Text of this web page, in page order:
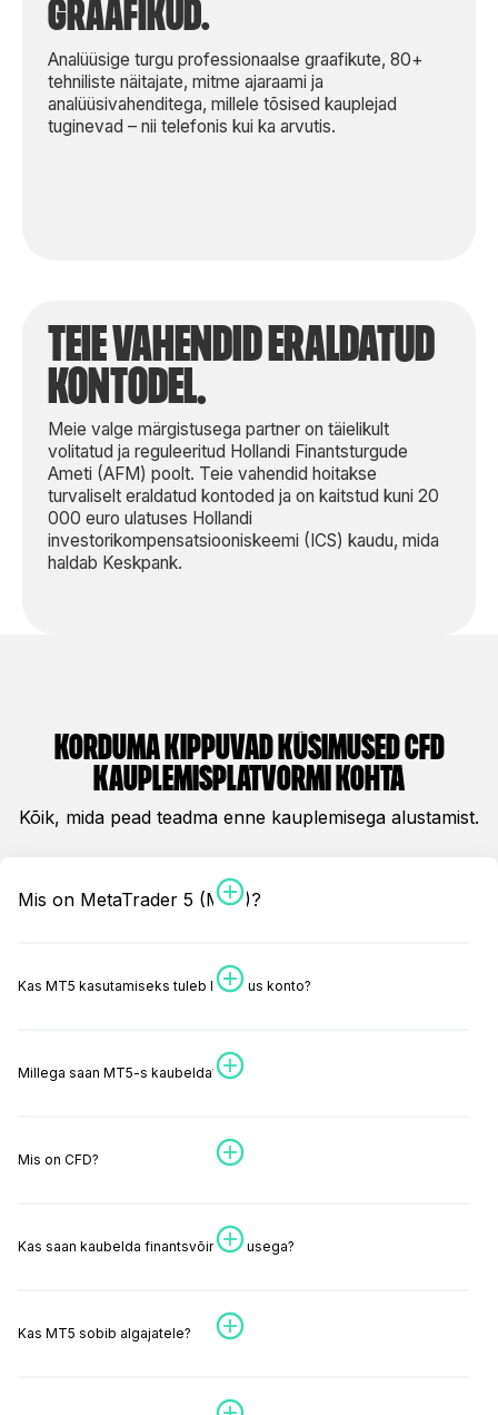
graafikud.
Analüüsige turgu professionaalse graafikute, 80+
tehniliste näitajate, mitme ajaraami ja
analüüsivahenditega, millele tõsised kauplejad
tuginevad – nii telefonis kui ka arvutis.
TEIE vahendid eraldatud
kontodel.
Meie valge märgistusega partner on täielikult
volitatud ja reguleeritud Hollandi Finantsturgude
Ameti (AFM) poolt. Teie vahendid hoitakse
turvaliselt eraldatud kontoded ja on kaitstud kuni 20
000 euro ulatuses Hollandi
investorikompensatsiooniskeemi (ICS) kaudu, mida
haldab Keskpank.
korduma kippuvad küsimused cFd
kauplemisplatvormi kohta
Kõik, mida pead teadma enne kauplemisega alustamist.
Mis on MetaTrader 5 (MT5)?
Kas MT5 kasutamiseks tuleb luua uus konto?
Millega saan MT5-s kaubelda?
Mis on CFD?
Kas saan kaubelda finantsvõimendusega?
Kas MT5 sobib algajatele?